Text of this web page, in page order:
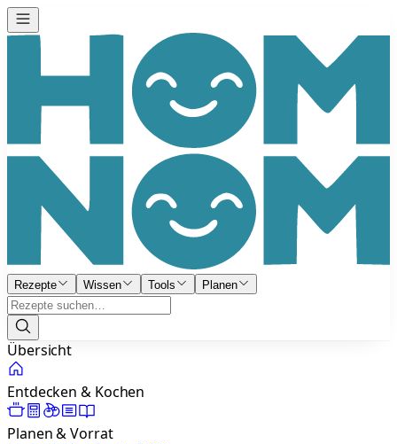
Rezepte Wissen Tools Planen
Übersicht
Entdecken & Kochen
Planen & Vorrat